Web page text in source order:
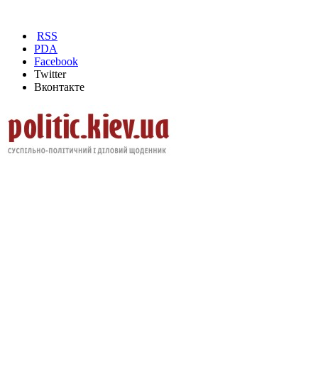
RSS
PDA
Facebook
Twitter
Вконтакте